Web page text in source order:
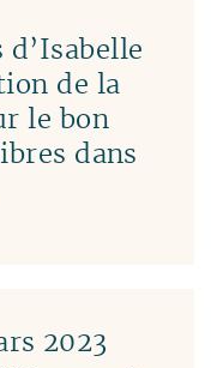
de la
le bon
dans
2023